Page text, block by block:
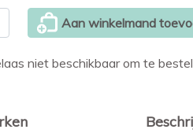
Aan winkelmand
niet beschikbaar om te